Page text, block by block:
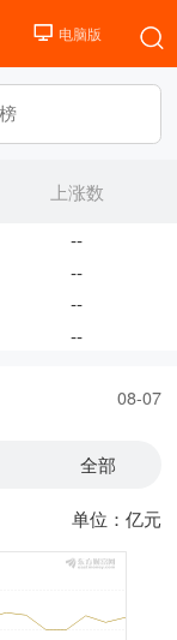
上涨数
--
--
--
--
08-07
全部
单位：亿元